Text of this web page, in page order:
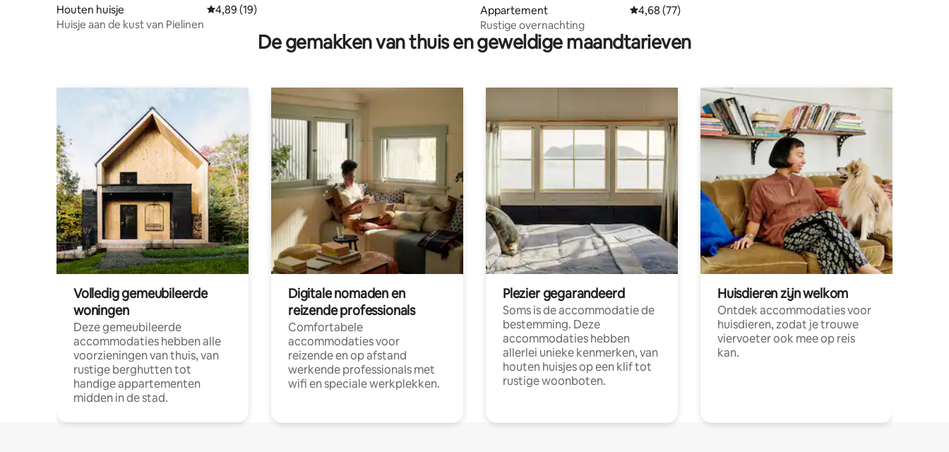
Houten huisje Gemiddelde beoordeling van 4,89 uit 5, 19 recensies
4,89 (19)
Huisje aan de kust van Pielinen
Appartement Gemiddelde beoordeling van 4,68 uit 5, 77 recensies
4,68 (77)
Rustige overnachting
De gemakken van thuis en geweldige maandtarieven
Volledig gemeubileerde
woningen
Deze gemeubileerde
accommodaties hebben alle
voorzieningen van thuis, van
rustige berghutten tot
handige appartementen
midden in de stad.
Digitale nomaden en
reizende professionals
Comfortabele
accommodaties voor
reizende en op afstand
werkende professionals met
wifi en speciale werkplekken.
Plezier gegarandeerd
Soms is de accommodatie de
bestemming. Deze
accommodaties hebben
allerlei unieke kenmerken, van
houten huisjes op een klif tot
rustige woonboten.
Huisdieren zijn welkom
Ontdek accommodaties voor
huisdieren, zodat je trouwe
viervoeter ook mee op reis
kan.